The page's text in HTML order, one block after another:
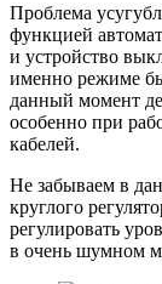
Проблема
функцией
и устройство
именно режиме
данный момент
особенно при
кабелей.
Не забываем в
круглого
регулировать
в очень шумном